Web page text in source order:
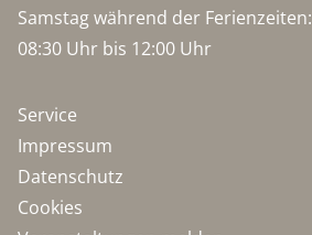
Samstag während der Ferienzeiten:
08:30 Uhr bis 12:00 Uhr
Service
Impressum
Datenschutz
Cookies